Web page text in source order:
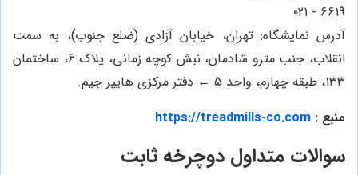
6619 - 021
آدرس نمایشگاه: تهران، خیابان آزادی (ضلع جنوب)، به سمت
انقلاب، جنب مترو شادمان، نبش کوچه زمانی، پلاک 6، ساختمان
133، طبقه چهارم، واحد 5 ← دفتر مرکزی هایپر جیم.
منبع : https://treadmills-co.com
سوالات متداول دوچرخه ثابت